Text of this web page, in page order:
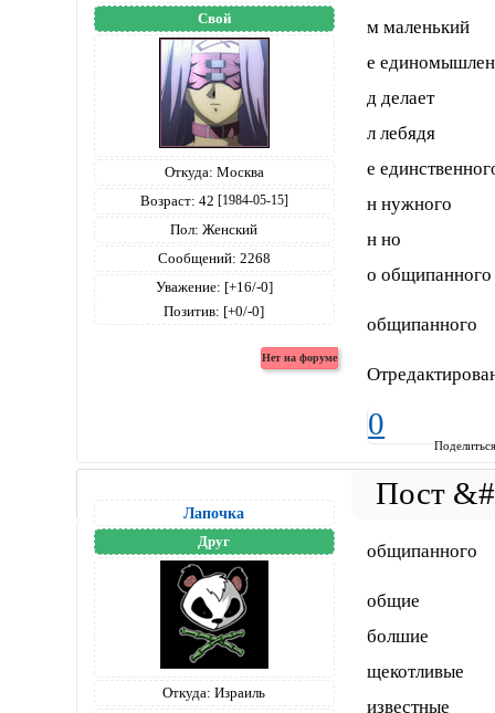
Свой
Откуда: Москва
Возраст: 42 [1984-05-15]
Пол: Женский
Сообщений: 2268
Уважение: [+16/-0]
Позитив: [+0/-0]
м маленький
е
д делает
л лебядя
е
н нужного
н но
о общипанного
общипанного
0
Лапочка
Друг
Откуда: Израиль
общипанного
общие
болшие
щекотливые
известные